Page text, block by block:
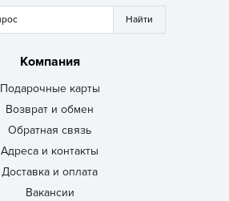
Компания
Подарочные карты
Возврат и обмен
Обратная связь
Адреса и контакты
Доставка и оплата
Вакансии